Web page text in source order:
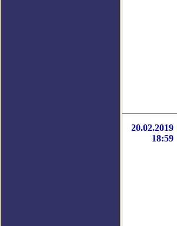
20.02.2019
18:59